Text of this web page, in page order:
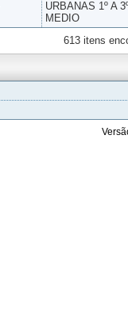
URBANAS 1º A
MEDIO
613 itens